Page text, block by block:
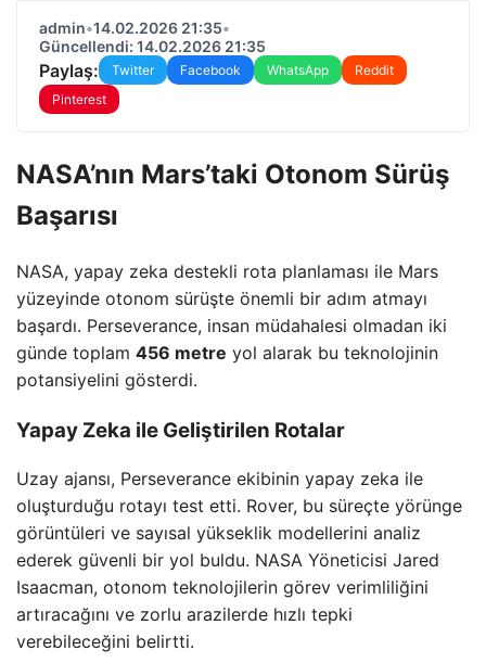
admin•14.02.2026 21:35•
Güncellendi: 14.02.2026 21:35
Paylaş: Twitter Facebook WhatsApp
Reddit
Pinterest
NASA’nın Mars’taki Otonom Sürüş
Başarısı
NASA, yapay zeka destekli rota planlaması ile Mars
yüzeyinde otonom sürüşte önemli bir adım atmayı
başardı. Perseverance, insan müdahalesi olmadan iki
günde toplam 456 metre yol alarak bu teknolojinin
potansiyelini gösterdi.
Yapay Zeka ile Geliştirilen Rotalar
Uzay ajansı, Perseverance ekibinin yapay zeka ile
oluşturduğu rotayı test etti. Rover, bu süreçte yörünge
görüntüleri ve sayısal yükseklik modellerini analiz
ederek güvenli bir yol buldu. NASA Yöneticisi Jared
Isaacman, otonom teknolojilerin görev verimliliğini
artıracağını ve zorlu arazilerde hızlı tepki
verebileceğini belirtti.